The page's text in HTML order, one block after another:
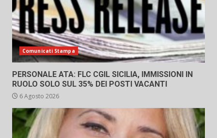
Comunicati Stampa
PERSONALE ATA: FLC CGIL SICILIA, IMMISSIONI IN
RUOLO SOLO SUL 35% DEI POSTI VACANTI
6 Agosto 2026